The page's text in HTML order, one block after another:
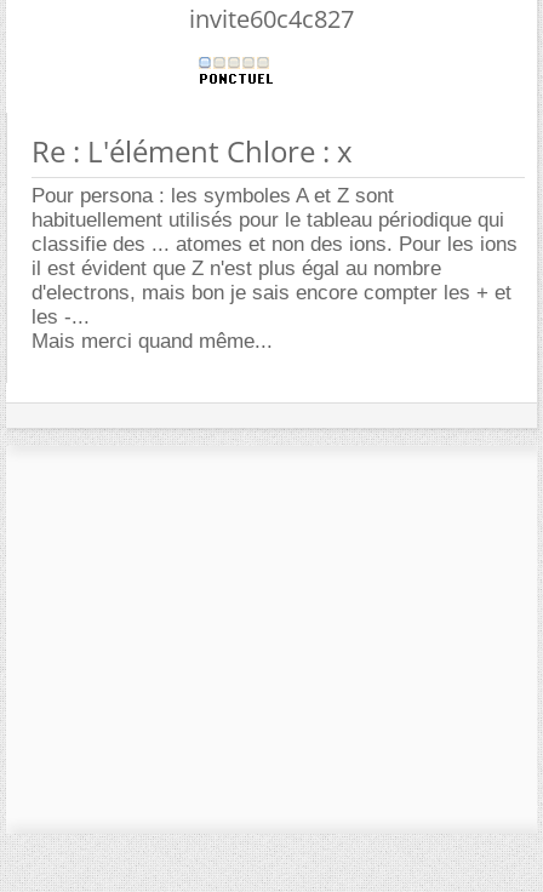
invite60c4c827
Re : L'élément Chlore : x
Pour persona : les symboles A et Z sont
habituellement utilisés pour le tableau périodique qui
classifie des ... atomes et non des ions. Pour les ions
il est évident que Z n'est plus égal au nombre
d'electrons, mais bon je sais encore compter les + et
les -...
Mais merci quand même...